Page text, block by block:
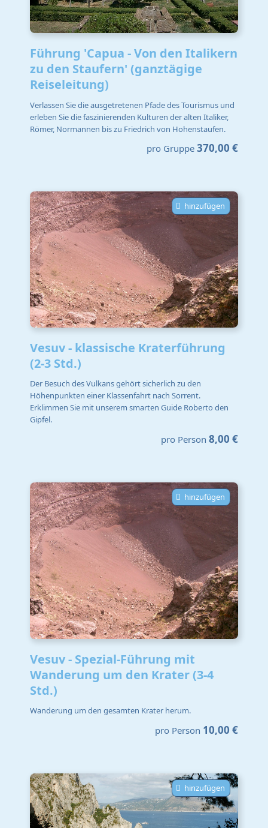
Führung 'Capua - Von den Italikern
zu den Staufern' (ganztägige
Reiseleitung)
Verlassen Sie die ausgetretenen Pfade des Tourismus und
erleben Sie die faszinierenden Kulturen der alten Italiker,
Römer, Normannen bis zu Friedrich von Hohenstaufen.
pro Gruppe 370,00 €
hinzufügen
Vesuv - klassische Kraterführung
(2-3 Std.)
Der Besuch des Vulkans gehört sicherlich zu den
Höhenpunkten einer Klassenfahrt nach Sorrent.
Erklimmen Sie mit unserem smarten Guide Roberto den
Gipfel.
pro Person 8,00 €
hinzufügen
Vesuv - Spezial-Führung mit
Wanderung um den Krater (3-4
Std.)
Wanderung um den gesamten Krater herum.
pro Person 10,00 €
hinzufügen